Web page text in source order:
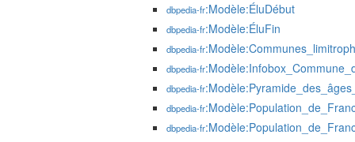
dbpedia-fr:Modèle:ÉluDébut
dbpedia-fr:Modèle:ÉluFin
dbpedia-fr
dbpedia-fr
dbpedia-fr
dbpedia-fr
dbpedia-fr